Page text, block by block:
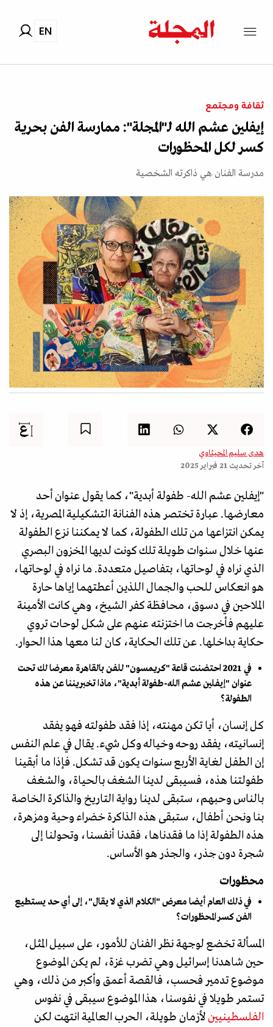
EN
ثقافة ومجتمع
إيفلين عشم الله لـ"المجلة": ممارسة الفن بحرية
كسر لكل المحظورات
مدرسة الفنان هي ذاكرته الشخصية
هدى سليم المحيثاوي
آخر تحديث 21 فبراير 2025
"إيفلين عشم الله- طفولة أبدية"، كما يقول عنوان أحد
معارضها. عبارة تختصر هذه الفنانة التشكيلية المصرية، إذ لا
يمكن انتزاعها من تلك الطفولة، كما لا يمكننا نزع الطفولة
عنها خلال سنوات طويلة تلك كونت لديها المخزون البصري
الذي نراه في لوحاتها، بتفاصيل متعددة. ما نراه في لوحاتها،
هو انعكاس للحب والجمال اللذين أعطتهما إياها حارة
الملاحين في دسوق، محافظة كفر الشيخ، وهي كانت الأمينة
عليهم فأخرجت ما اختزنته عنهم على شكل لوحات تروي
حكاية بداخلها. عن تلك الحكاية، كان لنا معها هذا الحوار.
في 2021 احتضنت قاعة "كريمسون" للفن بالقاهرة معرضا لك تحت
عنوان "إيفلين عشم الله-طفولة أبدية"، ماذا تخبريننا عن هذه
الطفولة؟
كل إنسان، أيا تكن مهنته، إذا فقد طفولته فهو يفقد
إنسانيته، يفقد روحه وخياله وكل شيء. يقال في علم النفس
إن الطفل لغاية الأربع سنوات يكون قد تشكل. فإذا ما أبقينا
طفولتنا هذه، فسيبقى لدينا الشغف بالحياة، والشغف
بالناس وحبهم، ستبقى لدينا رواية التاريخ والذاكرة الخاصة
بنا ونحن أطفال، ستبقى هذه الذاكرة خضراء وحية ومزهرة،
هذه الطفولة إذا ما فقدناها، فقدنا أنفسنا، وتحولنا إلى
شجرة دون جذر، والجذر هو الأساس.
محظورات
في ذلك العام أيضا معرض "الكلام الذي لا يقال"، إلى أي حد يستطيع
الفن كسر المحظورات؟
المسألة تخضع لوجهة نظر الفنان للأمور، على سبيل المثل،
حين شاهدنا إسرائيل وهي تضرب غزة، لم يكن الموضوع
موضوع تدمير فحسب، فالقصة أعمق وأكبر من ذلك، وهي
تستمر طويلا في نفوسنا، هذا الموضوع سيبقى في نفوس
الفلسطينيينلأزمان طويلة، الحرب العالمية انتهت لكن